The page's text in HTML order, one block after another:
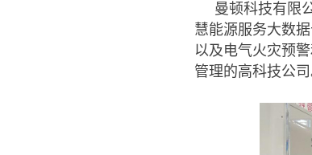
曼顿科技有限
慧能源服务大数
以及电气火灾预
管理的高科技公司